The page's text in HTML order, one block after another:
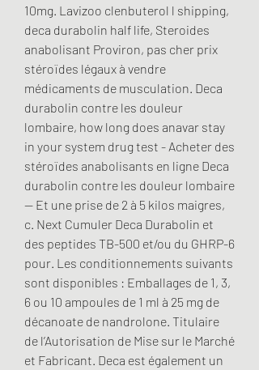
10mg. Lavizoo clenbuterol l shipping,
deca durabolin half life, Steroides
anabolisant Proviron, pas cher prix
stéroïdes légaux à vendre
médicaments de musculation. Deca
durabolin contre les douleur
lombaire, how long does anavar stay
in your system drug test - Acheter des
stéroïdes anabolisants en ligne Deca
durabolin contre les douleur lombaire
-- Et une prise de 2 à 5 kilos maigres,
c. Next Cumuler Deca Durabolin et
des peptides TB-500 et/ou du GHRP-6
pour. Les conditionnements suivants
sont disponibles : Emballages de 1, 3,
6 ou 10 ampoules de 1 ml à 25 mg de
décanoate de nandrolone. Titulaire
de l’Autorisation de Mise sur le Marché
et Fabricant. Deca est également un